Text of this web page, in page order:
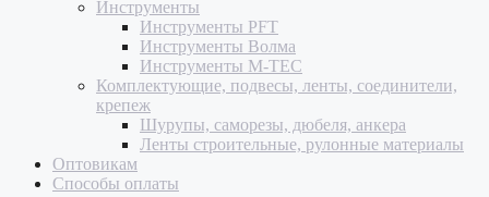
Инструменты
Инструменты PFT
Инструменты Волма
Инструменты M-TEC
Комплектующие, подвесы, ленты, соединители,
крепеж
Шурупы, саморезы, дюбеля, анкера
Ленты строительные, рулонные материалы
Оптовикам
Способы оплаты